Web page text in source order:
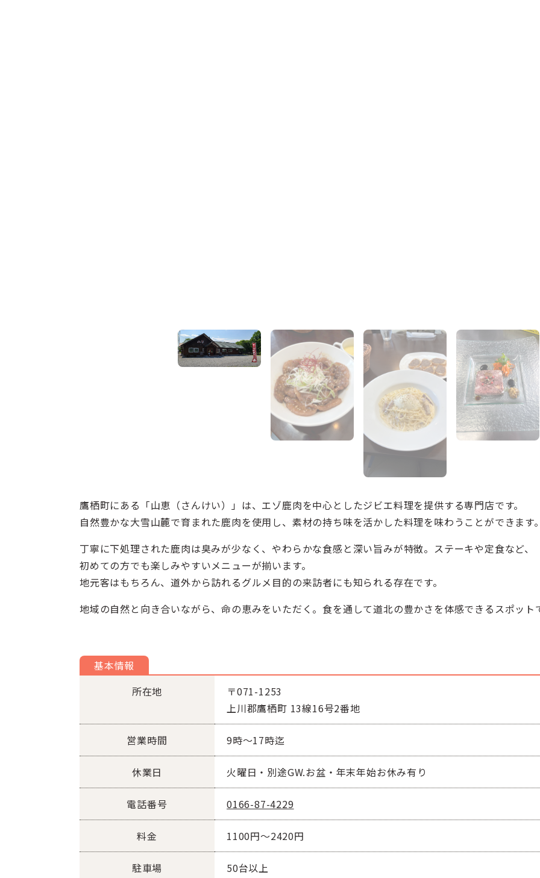
鷹栖町にある「山恵（さんけい）」は、エゾ鹿肉を中心としたジビエ料理を提供する専門店です。
自然豊かな大雪山麓で育まれた鹿肉を使用し、素材の持ち味を活かした料理を味わうことができます。
丁寧に下処理された鹿肉は臭みが少なく、やわらかな食感と深い旨みが特徴。ステーキや定食など、
初めての方でも楽しみやすいメニューが揃います。
地元客はもちろん、道外から訪れるグルメ目的の来訪者にも知られる存在です。
地域の自然と向き合いながら、命の恵みをいただく。食を通して道北の豊かさを体感できるスポット
基本情報
所在地
〒071-1253
上川郡鷹栖町 13線16号2番地
営業時間 9時〜17時迄
休業日 火曜日・別途GW.お盆・年末年始お休み有り
電話番号 0166-87-4229
料金 1100円〜2420円
駐車場 50台以上